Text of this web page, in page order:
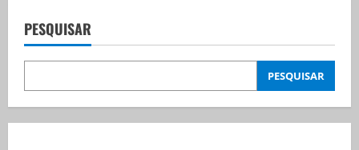
posts
PESQUISAR
PESQUISAR